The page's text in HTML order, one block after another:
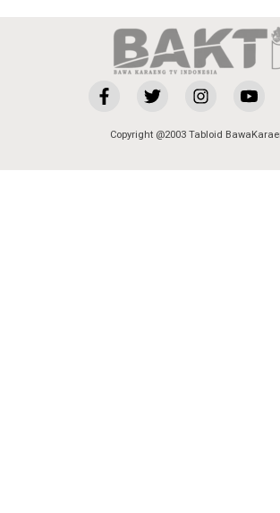
Copyright @2003 Tabloid